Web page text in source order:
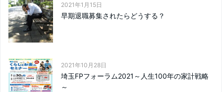
2021年1月15日
早期退職募集されたらどうする？
2021年10月28日
埼玉FPフォーラム2021～人生100年の家計戦略
～